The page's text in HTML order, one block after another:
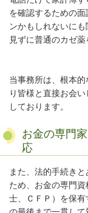
を確認するための
ンかもしれないに
見ずに普通のカゼ
当事務所は、根本
り皆様と直接お会
しております。
お金の専門
応
また、法的手続き
ため、お金の専門
士、ＣＦＰ）を保